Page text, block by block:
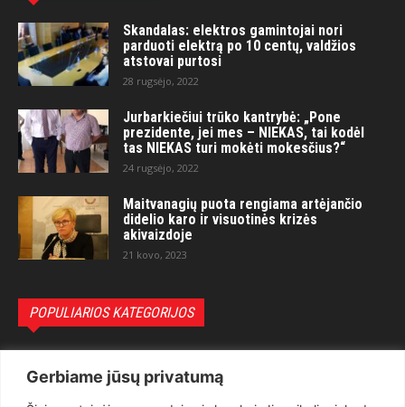
Gerbiame jūsų privatumą
Skandalas: elektros gamintojai nori
parduoti elektrą po 10 centų, valdžios
atstovai purtosi
28 rugsėjo, 2022
Jurbarkiečiui trūko kantrybė: „Pone
prezidente, jei mes – NIEKAS, tai kodėl
tas NIEKAS turi mokėti mokesčius?“
24 rugsėjo, 2022
Maitvanagių puota rengiama artėjančio
didelio karo ir visuotinės krizės
akivaizdoje
21 kovo, 2023
POPULIARIOS KATEGORIJOS